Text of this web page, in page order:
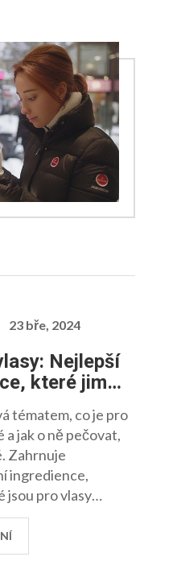
23 bře, 2024
Nejlepší
které jim
tématem, co je pro
jak o ně pečovat,
Zahrnuje
ingredience,
jsou pro vlasy
běžným
radí, jak se jim
návody na domácí